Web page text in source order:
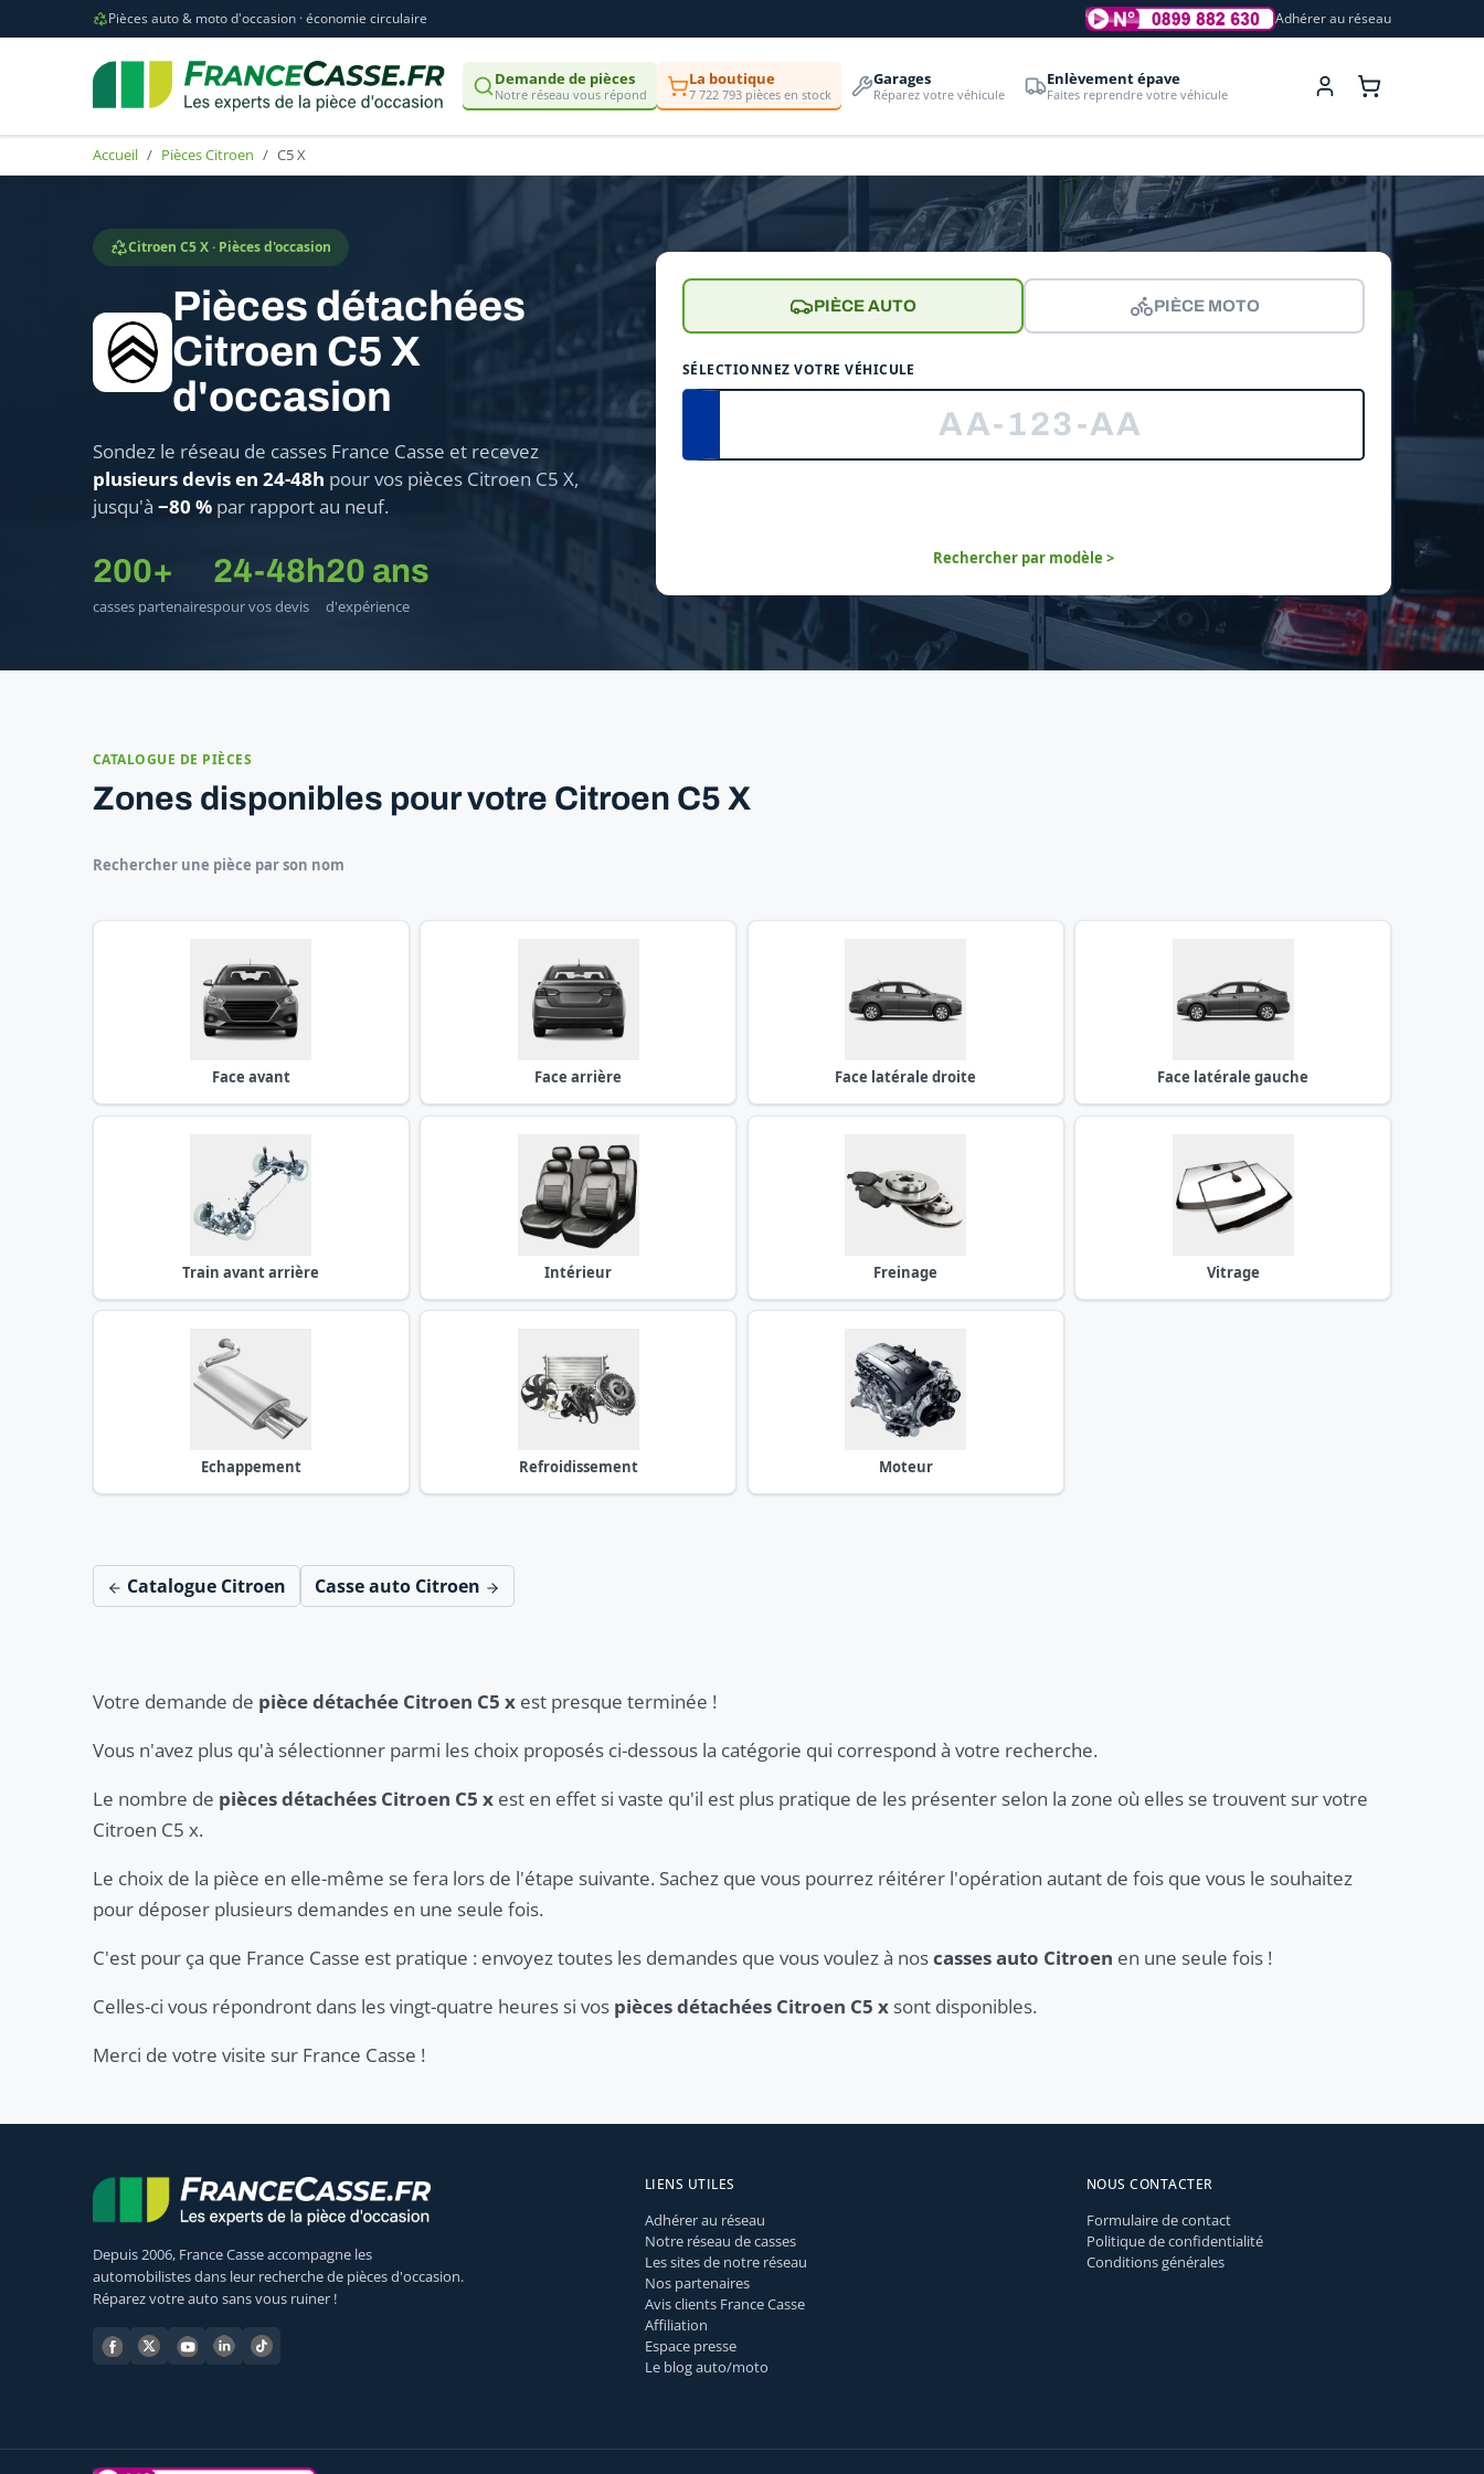
Pièces auto & moto d'occasion · économie circulaire Adhérer au réseau
Demande de pièces
Notre réseau vous répond
La boutique
7 722 793 pièces en stock
Garages
Réparez votre véhicule
Enlèvement épave
Faites reprendre votre véhicule
Accueil Pièces Citroen C5 X
Citroen C5 X · Pièces d'occasion
Pièces détachées
Citroen C5 X
d'occasion
Sondez le réseau de casses France Casse et recevez
plusieurs devis en 24-48h pour vos pièces Citroen C5 X,
jusqu'à −80 % par rapport au neuf.
200+
casses partenaires
24-48h
pour vos devis
20 ans
d'expérience
PIÈCE AUTO PIÈCE MOTO
SÉLECTIONNEZ VOTRE VÉHICULE
Rechercher par modèle >
CATALOGUE DE PIÈCES
Zones disponibles pour votre Citroen C5 X
Rechercher une pièce par son nom
Face avant Face arrière Face latérale droite Face latérale gauche
Train avant arrière Intérieur Freinage Vitrage
Echappement Refroidissement Moteur
Catalogue Citroen Casse auto Citroen
Votre demande de pièce détachée Citroen C5 x est presque terminée !
Vous n'avez plus qu'à sélectionner parmi les choix proposés ci-dessous la catégorie qui correspond à votre recherche.
Le nombre de pièces détachées Citroen C5 x est en effet si vaste qu'il est plus pratique de les présenter selon la zone où elles se trouvent sur votre
Citroen C5 x.
Le choix de la pièce en elle-même se fera lors de l'étape suivante. Sachez que vous pourrez réitérer l'opération autant de fois que vous le souhaitez
pour déposer plusieurs demandes en une seule fois.
C'est pour ça que France Casse est pratique : envoyez toutes les demandes que vous voulez à noscasses auto Citroen en une seule fois !
Celles-ci vous répondront dans les vingt-quatre heures si vos pièces détachées Citroen C5 x sont disponibles.
Merci de votre visite sur France Casse !
Depuis 2006, France Casse accompagne les
automobilistes dans leur recherche de pièces d'occasion.
Réparez votre auto sans vous ruiner !
LIENS UTILES
Adhérer au réseau
Notre réseau de casses
Les sites de notre réseau
Nos partenaires
Avis clients France Casse
Affiliation
Espace presse
Le blog auto/moto
NOUS CONTACTER
Formulaire de contact
Politique de confidentialité
Conditions générales